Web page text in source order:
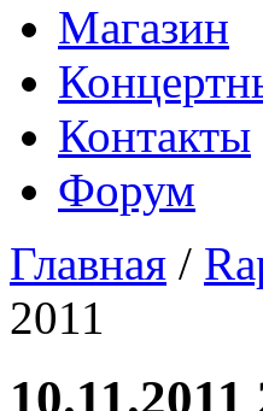
Магазин
Контакты
Форум
Главная /
2011
10.11.2011